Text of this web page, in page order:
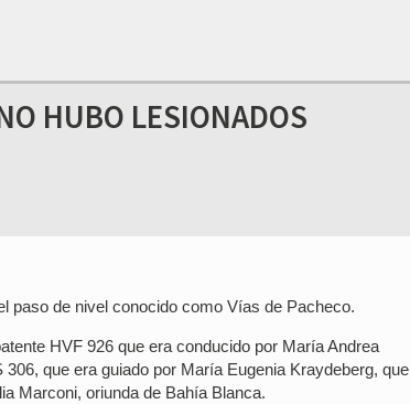
HUBO LESIONADOS
paso de nivel conocido como Vías de Pacheco.
HVF 926 que era conducido por María Andrea
que era guiado por María Eugenia Kraydeberg, que
Marconi, oriunda de Bahía Blanca.